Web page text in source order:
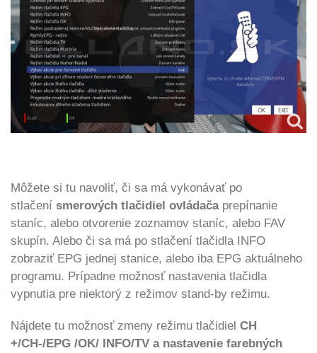
Môžete si tu navoliť, či sa má vykonávať po
stlačení smerových tlačidiel ovládača prepínanie
staníc, alebo otvorenie zoznamov staníc, alebo FAV
skupín. Alebo či sa má po stlačení tlačidla INFO
zobraziť EPG jednej stanice, alebo iba EPG aktuálneho
programu. Prípadne možnosť nastavenia tlačidla
vypnutia pre niektorý z režimov stand-by režimu.
Nájdete tu možnosť zmeny režimu tlačidiel CH
+/CH-/EPG /OK/ INFO/TV a nastavenie farebných